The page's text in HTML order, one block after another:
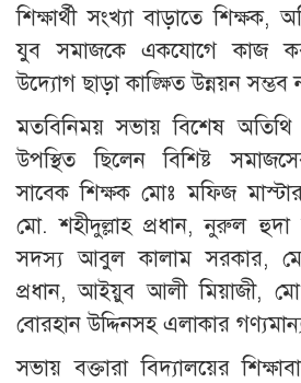
শিক্ষার্থী সংখ্যা বাড়াতে শিক্ষক,
যুব সমাজকে একযোগে কাজ
উদ্যোগ ছাড়া কাঙ্ক্ষিত উন্নয়ন সম্ভব
মতবিনিময় সভায় বিশেষ
উপস্থিত ছিলেন বিশিষ্ট
সাবেক শিক্ষক মোঃ মফিজ
মো. শহীদুল্লাহ প্রধান, নুরুল
সদস্য আবুল কালাম সরকার,
প্রধান, আইয়ুব আলী মিয়াজী,
বোরহান উদ্দিনসহ এলাকার গণ্যমান্য
সভায় বক্তারা বিদ্যালয়ের